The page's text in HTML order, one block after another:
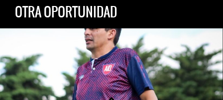
OTRA OPORTUNIDAD